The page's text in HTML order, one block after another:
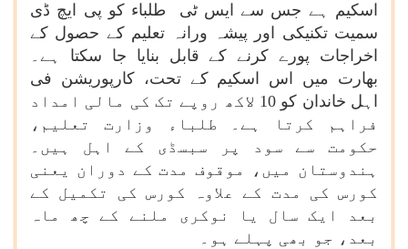
اسکیم ہے جس سے ایس ٹی طلباء کو پی ایچ ڈی
سمیت تکنیکی اور پیشہ ورانہ تعلیم کے حصول کے
اخراجات پورے کرنے کے قابل بنایا جا سکتا ہے۔
بھارت میں اس اسکیم کے تحت، کارپوریشن فی
اہل خاندان کو 10 لاکھ روپے تک کی مالی امداد
فراہم کرتا ہے۔ طلباء وزارت تعلیم،
حکومت سے سود پر سبسڈی کے اہل ہیں۔
ہندوستان میں، موقوف مدت کے دوران یعنی
کورس کی مدت کے علاوہ کورس کی تکمیل کے
بعد ایک سال یا نوکری ملنے کے چھ ماہ
بعد، جو بھی پہلے ہو۔